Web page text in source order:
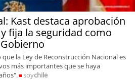
Kast destaca aprobación
fija la seguridad como
la Ley de Reconstrucción Nacional es
más importantes que se haya
soychile